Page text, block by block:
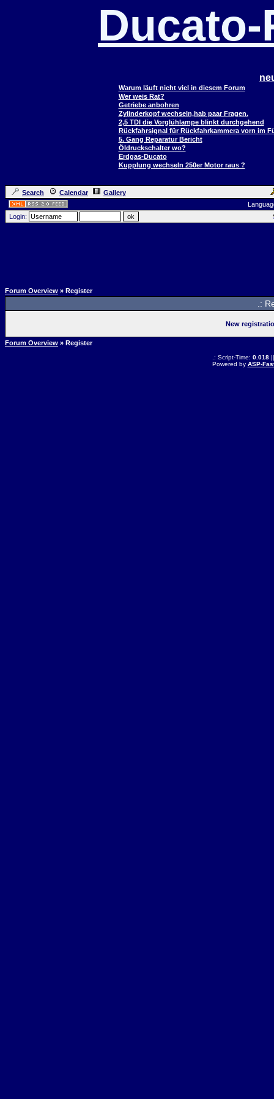
Warum läuft nicht viel in diesem Forum
Wer weis Rat?
Getriebe anbohren
Zylinderkopf wechseln,hab paar Fragen.
2,5 TDI die Vorglühlampe blinkt durchgehend
Rückfahrsignal für Rückfahrkammera vorn im
5. Gang Reparatur Bericht
Öldruckschalter wo?
Erdgas-Ducato
Kupplung wechseln 250er Motor raus ?
Search Calendar
Gallery
Login:
Forum Overview » Register
.:
New
Forum Overview » Register
.: Script-Time: 0.018||
Powered by ASP-